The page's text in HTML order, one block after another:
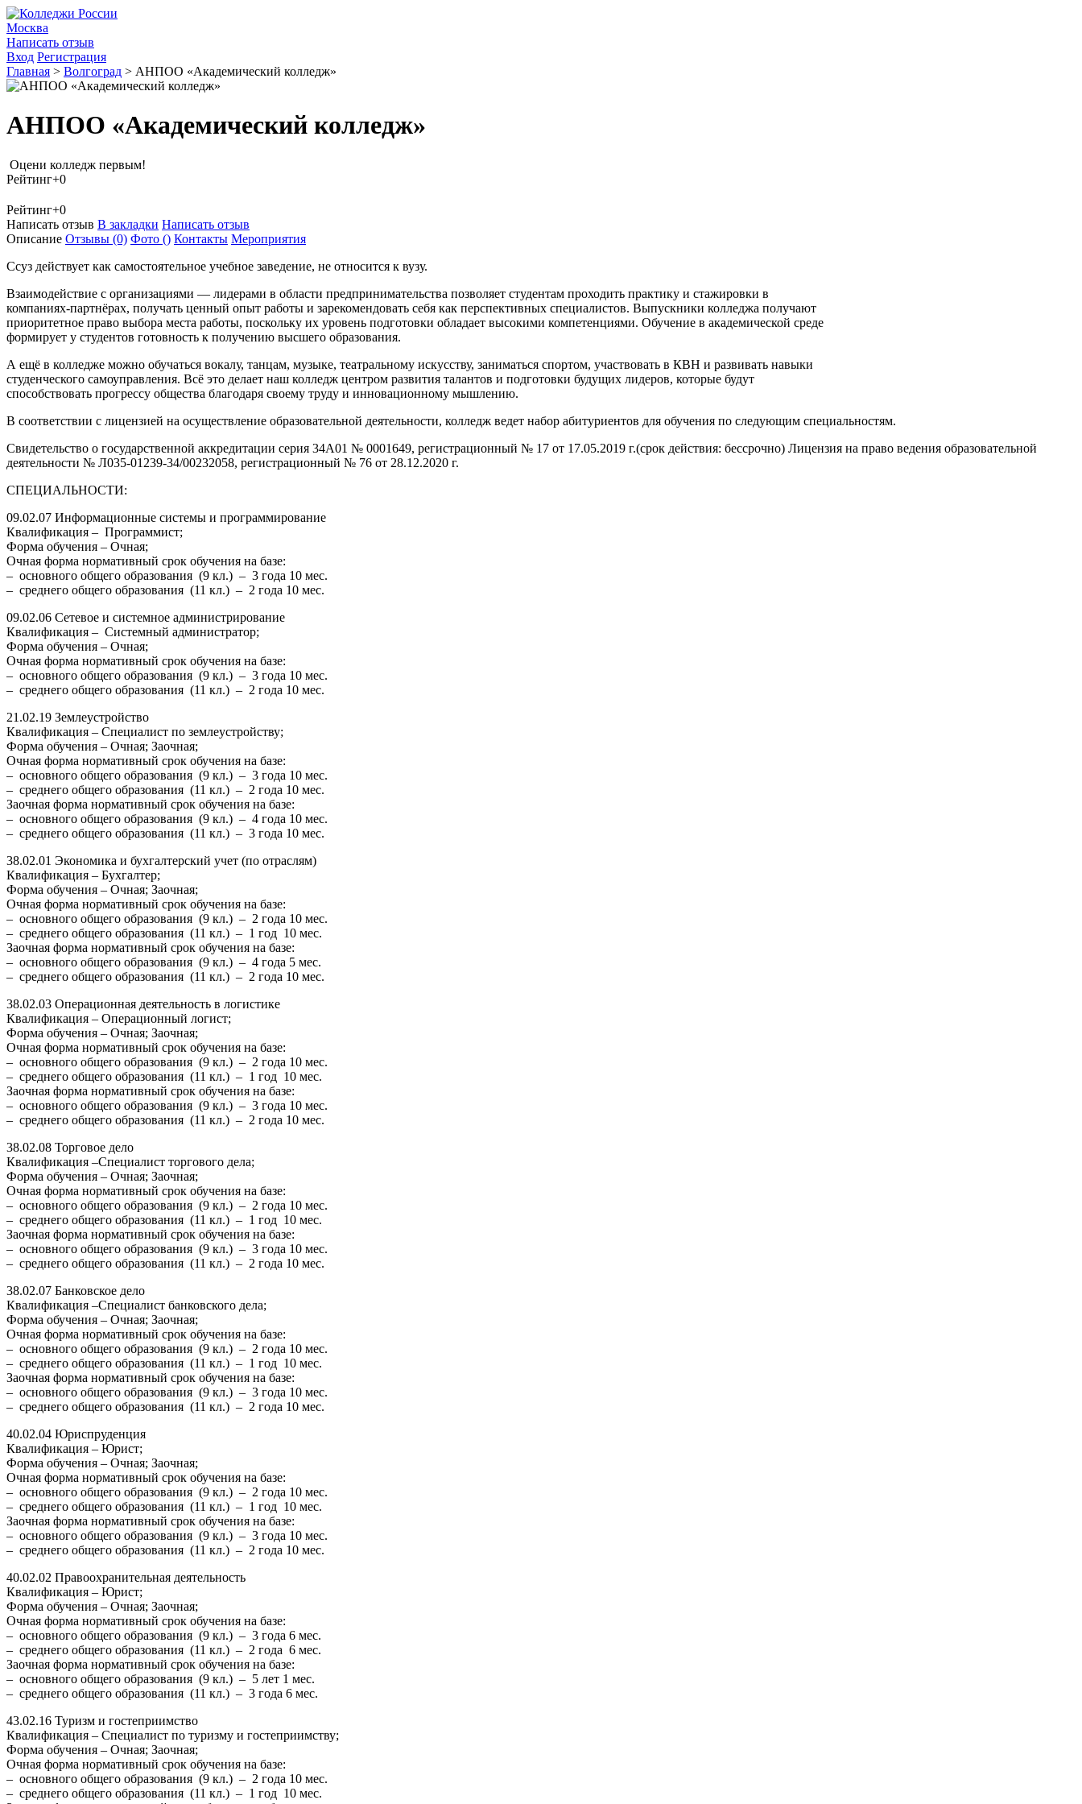
Москва
Написать отзыв
Вход Регистрация
Главная > Волгоград > АНПОО «Академический колледж»
АНПОО «Академический колледж»
Оцени колледж первым!
Рейтинг+0
Рейтинг+0
Написать отзыв В закладки Написать отзыв
Описание Отзывы (0) Фото () Контакты Мероприятия
Ссуз действует как самостоятельное учебное заведение, не относится к вузу.
Взаимодействие с организациями — лидерами в области предпринимательства позволяет студентам проходить практику и стажировки в
компаниях-партнёрах, получать ценный опыт работы и зарекомендовать себя как перспективных специалистов. Выпускники колледжа получают
приоритетное право выбора места работы, поскольку их уровень подготовки обладает высокими компетенциями. Обучение в академической среде
формирует у студентов готовность к получению высшего образования.
А ещё в колледже можно обучаться вокалу, танцам, музыке, театральному искусству, заниматься спортом, участвовать в КВН и развивать навыки
студенческого самоуправления. Всё это делает наш колледж центром развития талантов и подготовки будущих лидеров, которые будут
способствовать прогрессу общества благодаря своему труду и инновационному мышлению.
В соответствии с лицензией на осуществление образовательной деятельности, колледж ведет набор абитуриентов для обучения по следующим специальностям.
Свидетельство о государственной аккредитации серия 34А01 № 0001649, регистрационный № 17 от 17.05.2019 г.(срок действия: бессрочно) Лицензия на право ведения образовательной
деятельности № Л035-01239-34/00232058, регистрационный № 76 от 28.12.2020 г.
СПЕЦИАЛЬНОСТИ:
09.02.07 Информационные системы и программирование
Квалификация – Программист;
Форма обучения – Очная;
Очная форма нормативный срок обучения на базе:
– основного общего образования (9 кл.) – 3 года 10 мес.
– среднего общего образования (11 кл.) – 2 года 10 мес.
09.02.06 Сетевое и системное администрирование
Квалификация – Системный администратор;
Форма обучения – Очная;
Очная форма нормативный срок обучения на базе:
– основного общего образования (9 кл.) – 3 года 10 мес.
– среднего общего образования (11 кл.) – 2 года 10 мес.
21.02.19 Землеустройство
Квалификация – Специалист по землеустройству;
Форма обучения – Очная; Заочная;
Очная форма нормативный срок обучения на базе:
– основного общего образования (9 кл.) – 3 года 10 мес.
– среднего общего образования (11 кл.) – 2 года 10 мес.
Заочная форма нормативный срок обучения на базе:
– основного общего образования (9 кл.) – 4 года 10 мес.
– среднего общего образования (11 кл.) – 3 года 10 мес.
38.02.01 Экономика и бухгалтерский учет (по отраслям)
Квалификация – Бухгалтер;
Форма обучения – Очная; Заочная;
Очная форма нормативный срок обучения на базе:
– основного общего образования (9 кл.) – 2 года 10 мес.
– среднего общего образования (11 кл.) – 1 год 10 мес.
Заочная форма нормативный срок обучения на базе:
– основного общего образования (9 кл.) – 4 года 5 мес.
– среднего общего образования (11 кл.) – 2 года 10 мес.
38.02.03 Операционная деятельность в логистике
Квалификация – Операционный логист;
Форма обучения – Очная; Заочная;
Очная форма нормативный срок обучения на базе:
– основного общего образования (9 кл.) – 2 года 10 мес.
– среднего общего образования (11 кл.) – 1 год 10 мес.
Заочная форма нормативный срок обучения на базе:
– основного общего образования (9 кл.) – 3 года 10 мес.
– среднего общего образования (11 кл.) – 2 года 10 мес.
38.02.08 Торговое дело
Квалификация –Специалист торгового дела;
Форма обучения – Очная; Заочная;
Очная форма нормативный срок обучения на базе:
– основного общего образования (9 кл.) – 2 года 10 мес.
– среднего общего образования (11 кл.) – 1 год 10 мес.
Заочная форма нормативный срок обучения на базе:
– основного общего образования (9 кл.) – 3 года 10 мес.
– среднего общего образования (11 кл.) – 2 года 10 мес.
38.02.07 Банковское дело
Квалификация –Специалист банковского дела;
Форма обучения – Очная; Заочная;
Очная форма нормативный срок обучения на базе:
– основного общего образования (9 кл.) – 2 года 10 мес.
– среднего общего образования (11 кл.) – 1 год 10 мес.
Заочная форма нормативный срок обучения на базе:
– основного общего образования (9 кл.) – 3 года 10 мес.
– среднего общего образования (11 кл.) – 2 года 10 мес.
40.02.04 Юриспруденция
Квалификация – Юрист;
Форма обучения – Очная; Заочная;
Очная форма нормативный срок обучения на базе:
– основного общего образования (9 кл.) – 2 года 10 мес.
– среднего общего образования (11 кл.) – 1 год 10 мес.
Заочная форма нормативный срок обучения на базе:
– основного общего образования (9 кл.) – 3 года 10 мес.
– среднего общего образования (11 кл.) – 2 года 10 мес.
40.02.02 Правоохранительная деятельность
Квалификация – Юрист;
Форма обучения – Очная; Заочная;
Очная форма нормативный срок обучения на базе:
– основного общего образования (9 кл.) – 3 года 6 мес.
– среднего общего образования (11 кл.) – 2 года 6 мес.
Заочная форма нормативный срок обучения на базе:
– основного общего образования (9 кл.) – 5 лет 1 мес.
– среднего общего образования (11 кл.) – 3 года 6 мес.
43.02.16 Туризм и гостеприимство
Квалификация – Специалист по туризму и гостеприимству;
Форма обучения – Очная; Заочная;
Очная форма нормативный срок обучения на базе:
– основного общего образования (9 кл.) – 2 года 10 мес.
– среднего общего образования (11 кл.) – 1 год 10 мес.